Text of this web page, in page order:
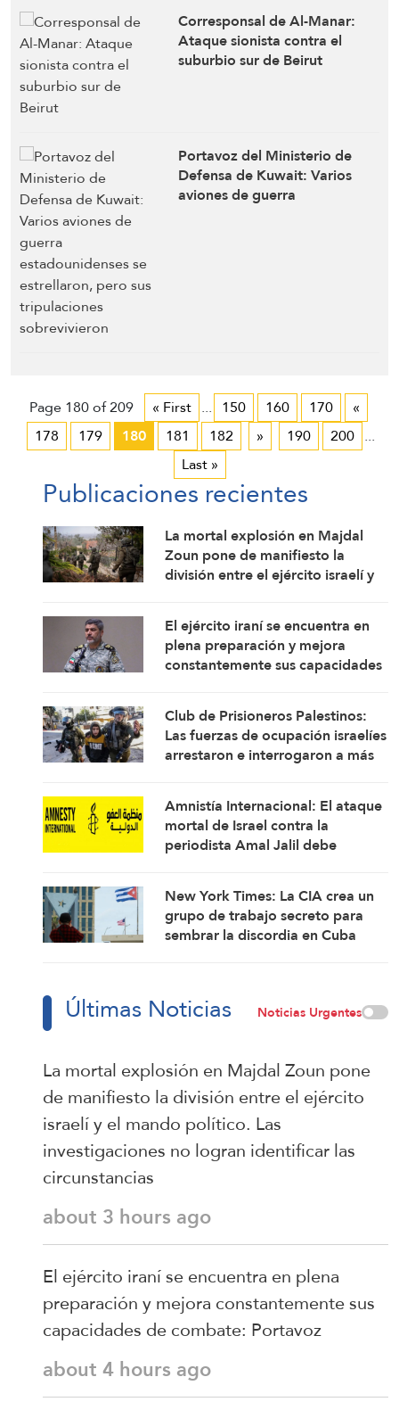
Corresponsal de Al-Manar:
Ataque sionista contra el
suburbio sur de Beirut
Portavoz del Ministerio de
Defensa de Kuwait: Varios
aviones de guerra
Page 180 of 209 « First ... 150 160 170
«
178
179 180 181 182 » 190 200 ...
Last »
Publicaciones recientes
La mortal explosión en Majdal
Zoun pone de manifiesto la
división entre el ejército israelí y
investigaciones no logran
identificar las circunstancias
El ejército iraní se encuentra en
plena preparación y mejora
constantemente sus capacidades
Club de Prisioneros Palestinos:
Las fuerzas de ocupación israelíes
arrestaron e interrogaron a más
campamento de Qalandia
Amnistía Internacional: El ataque
mortal de Israel contra la
periodista Amal Jalil debe
New York Times: La CIA crea un
grupo de trabajo secreto para
sembrar la discordia en Cuba
Últimas Noticias Noticias Urgentes
La mortal explosión en Majdal Zoun pone
de manifiesto la división entre el ejército
israelí y el mando político. Las
investigaciones no logran identificar las
circunstancias
about 3 hours ago
El ejército iraní se encuentra en plena
preparación y mejora constantemente sus
capacidades de combate: Portavoz
about 4 hours ago